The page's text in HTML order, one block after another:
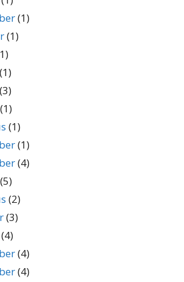
(1)
(1)
(1)
(3)
(1)
(1)
(1)
(4)
(5)
(2)
(3)
(4)
(4)
(4)